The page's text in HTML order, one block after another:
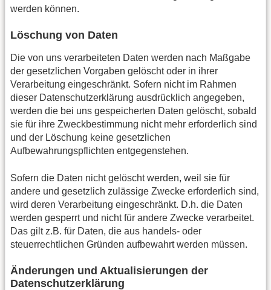
werden können.
Löschung von Daten
Die von uns verarbeiteten Daten werden nach Maßgabe
der gesetzlichen Vorgaben gelöscht oder in ihrer
Verarbeitung eingeschränkt. Sofern nicht im Rahmen
dieser Datenschutzerklärung ausdrücklich angegeben,
werden die bei uns gespeicherten Daten gelöscht, sobald
sie für ihre Zweckbestimmung nicht mehr erforderlich sind
und der Löschung keine gesetzlichen
Aufbewahrungspflichten entgegenstehen.
Sofern die Daten nicht gelöscht werden, weil sie für
andere und gesetzlich zulässige Zwecke erforderlich sind,
wird deren Verarbeitung eingeschränkt. D.h. die Daten
werden gesperrt und nicht für andere Zwecke verarbeitet.
Das gilt z.B. für Daten, die aus handels- oder
steuerrechtlichen Gründen aufbewahrt werden müssen.
Änderungen und Aktualisierungen der
Datenschutzerklärung